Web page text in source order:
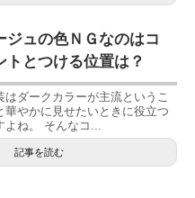
ジュの色ＮＧなのはコ
トとつける位置は？
ダークカラーが主流というこ
華やかに見せたいときに役立つ
ね。 そんなコ...
記事を読む